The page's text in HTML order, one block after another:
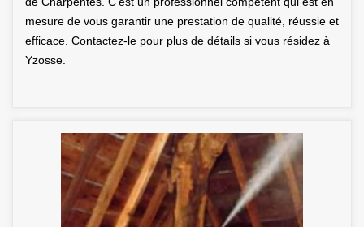
mesure de vous garantir une prestation de qualité, réussie et
efficace. Contactez-le pour plus de détails si vous résidez à
Yzosse.